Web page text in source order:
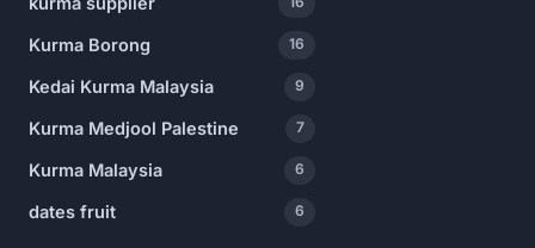
Kurma Borong 16
Kedai Kurma Malaysia 9
Kurma Medjool Palestine 7
Kurma Malaysia 6
dates fruit 6